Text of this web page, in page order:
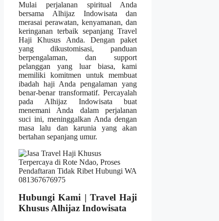
Mulai perjalanan spiritual Anda
bersama Alhijaz Indowisata dan
merasai perawatan, kenyamanan, dan
keringanan terbaik sepanjang Travel
Haji Khusus Anda. Dengan paket
yang dikustomisasi, panduan
berpengalaman, dan support
pelanggan yang luar biasa, kami
memiliki komitmen untuk membuat
ibadah haji Anda pengalaman yang
benar-benar transformatif. Percayalah
pada Alhijaz Indowisata buat
menemani Anda dalam perjalanan
suci ini, meninggalkan Anda dengan
masa lalu dan karunia yang akan
bertahan sepanjang umur.
Hubungi Kami | Travel Haji
Khusus Alhijaz Indowisata